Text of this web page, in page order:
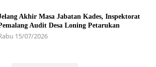
Akhir Masa Jabatan Kades, Inspektorat
Audit Desa Loning Petarukan
15/07/2026